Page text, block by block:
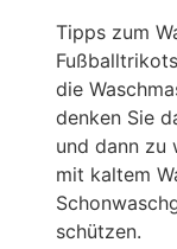
Tipps zum
die
denken Sie
und dann zu
mit kaltem
schützen.